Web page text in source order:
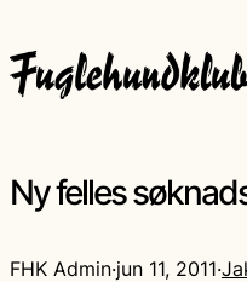
Ny felles
FHK Admin·jun 11, 2011·